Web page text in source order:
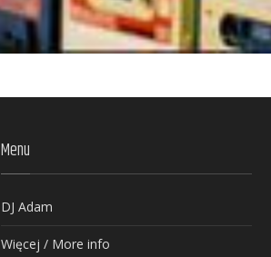
Menu
DJ Adam
Więcej / More info